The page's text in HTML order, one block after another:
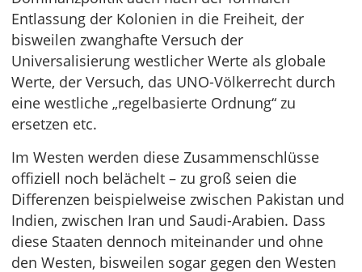
Entlassung der Kolonien in die Freiheit, der
bisweilen zwanghafte Versuch der
Universalisierung westlicher Werte als globale
Werte, der Versuch, das UNO-Völkerrecht durch
eine westliche „regelbasierte Ordnung“ zu
ersetzen etc.
Im Westen werden diese Zusammenschlüsse
offiziell noch belächelt – zu groß seien die
Differenzen beispielweise zwischen Pakistan und
Indien, zwischen Iran und Saudi-Arabien. Dass
diese Staaten dennoch miteinander und ohne
den Westen, bisweilen sogar gegen den Westen